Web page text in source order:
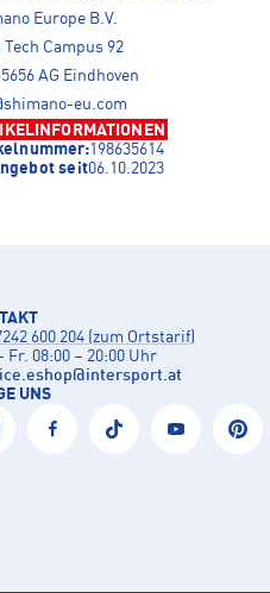
Europe B.V.
Tech Campus 92
AG Eindhoven
eu.com
198635614
seit06.10.2023
600 204 (zum Ortstarif)
Fr. 08:00 – 20:00 Uhr
@intersport.at
UNS